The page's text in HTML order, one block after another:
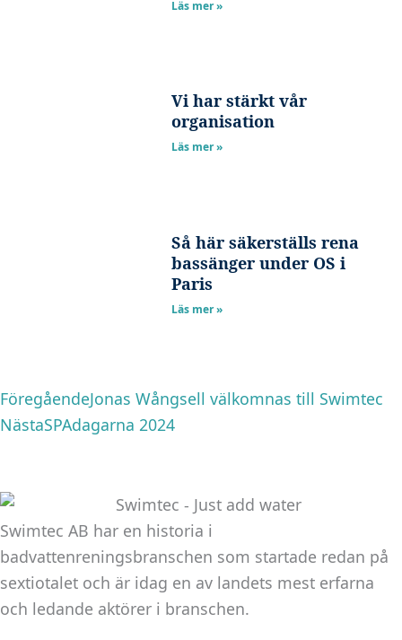
Läs mer »
Vi har stärkt vår
organisation
Läs mer »
Så här säkerställs rena
bassänger under OS i
Paris
Läs mer »
Föregående
FöregåendeJonas Wångsell välkomnas till Swimtec
NästaSPAdagarna 2024
Nästa
Swimtec AB har en historia i
badvattenreningsbranschen som startade redan på
sextiotalet och är idag en av landets mest erfarna
och ledande aktörer i branschen.